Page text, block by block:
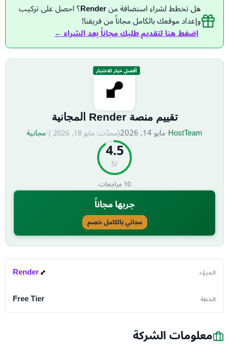
هل تخطط لشراء استضافة منRender؟ احصل على تركيب
وإعداد موقعك بالكامل مجاناً من فريقنا!
اضغط هنا لتقديم طلبك مجاناً بعد الشراء ←
أفضل خيار للاختبار
تقييم منصة Render المجانية
HostTeam
·مايو 14, 2026 (محدّث:مايو 18, 2026 )
·مجانية
4.5
/5
10مراجعات
جربها مجاناً
مجاني بالكامل خصم
المزوّد Render
الخطة Free Tier
معلومات الشركة